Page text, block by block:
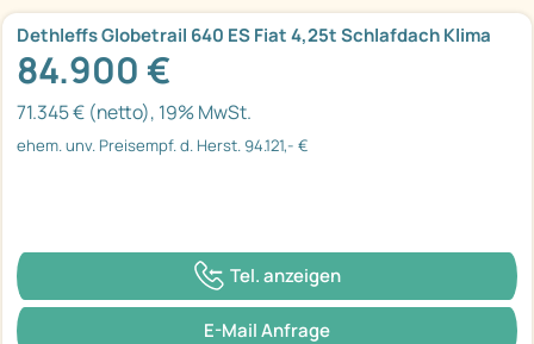
Dethleffs Globetrail 640 ES Fiat 4,25t Schlafdach Klima
84.900 €
71.345 € (netto), 19% MwSt.
ehem. unv. Preisempf. d. Herst. 94.121,- €
Tel. anzeigen
E-Mail Anfrage